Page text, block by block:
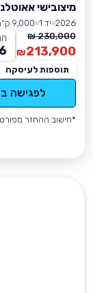
מיצובישי
2026 יד 1
9,000 ק״מ
230,000 ₪
213,900
₪
תוספות לעיסקה
לפגישה
*חישוב ההחזר